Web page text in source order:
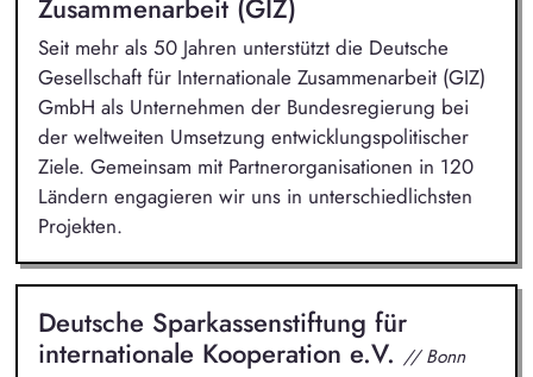
Zusammenarbeit (GIZ)
Seit mehr als 50 Jahren unterstützt die Deutsche
Gesellschaft für Internationale Zusammenarbeit (GIZ)
GmbH als Unternehmen der Bundesregierung bei
der weltweiten Umsetzung entwicklungspolitischer
Ziele. Gemeinsam mit Partnerorganisationen in 120
Ländern engagieren wir uns in unterschiedlichsten
Projekten.
Deutsche Sparkassenstiftung für
internationale Kooperation e.V. // Bonn